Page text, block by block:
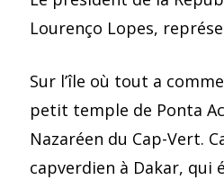
Lourenço Lopes,
Sur l’île où tout a
petit temple de Ponta
Nazaréen du Cap-Vert.
capverdien à Dakar, qui